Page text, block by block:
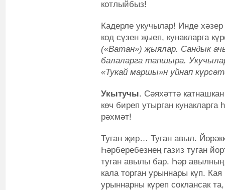
котлыйбыз!
Кадерле укучылар! Инде
код сүзен җыеп, кунакларга
(«Ватан») җыялар. Сандык
балаларга тапшыра.
«Тукай маршы»н уйнап
Укытучы. Сәяхәттә
көч биреп утырган
рәхмәт!
Туган җир… Туган авыл.
Һәрберебезнең газиз туган
туган авылы бар. Һәр авылның
кала торган урыннары күп.
урыннарны күреп соклансак